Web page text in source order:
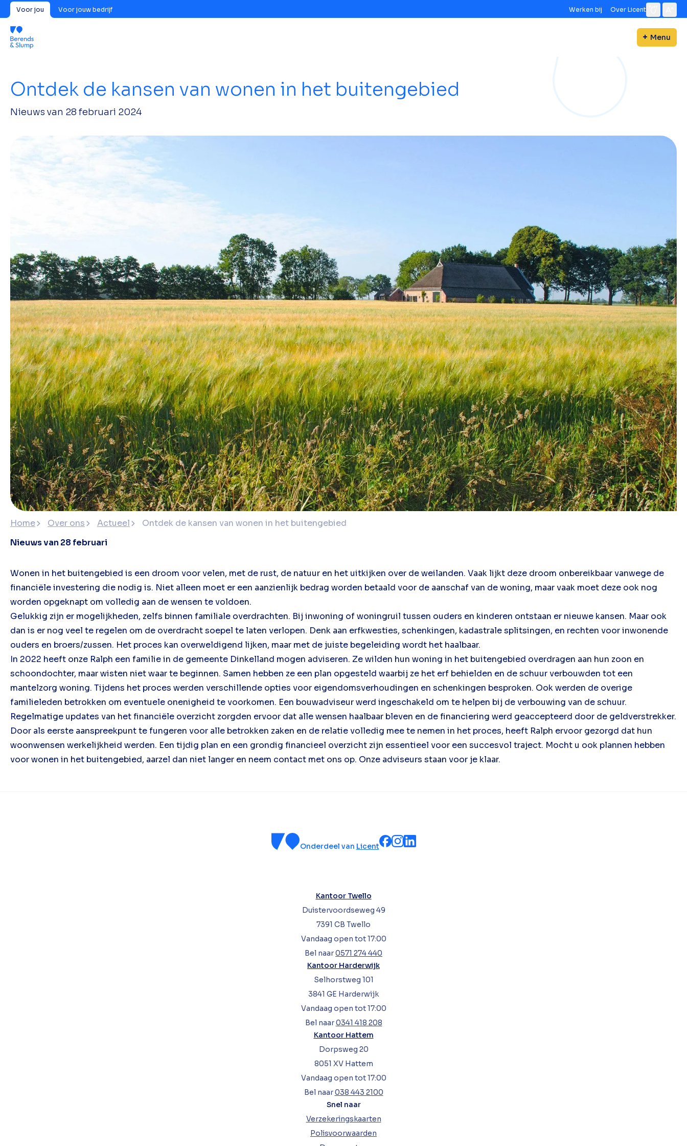
Voor jou Voor jouw bedrijf Werken bij Over Licent
Menu
Ontdek de kansen van wonen in het buitengebied
Nieuws van 28 februari 2024
Home Over ons Actueel
Ontdek de kansen van wonen in het buitengebied
Nieuws van 28 februari
Wonen in het buitengebied is een droom voor velen, met de rust, de natuur en het uitkijken over de weilanden. Vaak lijkt deze droom onbereikbaar vanwege de
financiële investering die nodig is. Niet alleen moet er een aanzienlijk bedrag worden betaald voor de aanschaf van de woning, maar vaak moet deze ook nog
worden opgeknapt om volledig aan de wensen te voldoen.
Gelukkig zijn er mogelijkheden, zelfs binnen familiale overdrachten. Bij inwoning of woningruil tussen ouders en kinderen ontstaan er nieuwe kansen. Maar ook
dan is er nog veel te regelen om de overdracht soepel te laten verlopen. Denk aan erfkwesties, schenkingen, kadastrale splitsingen, en rechten voor inwonende
ouders en broers/zussen. Het proces kan overweldigend lijken, maar met de juiste begeleiding wordt het haalbaar.
In 2022 heeft onze Ralph een familie in de gemeente Dinkelland mogen adviseren. Ze wilden hun woning in het buitengebied overdragen aan hun zoon en
schoondochter, maar wisten niet waar te beginnen. Samen hebben ze een plan opgesteld waarbij ze het erf behielden en de schuur verbouwden tot een
mantelzorg woning. Tijdens het proces werden verschillende opties voor eigendomsverhoudingen en schenkingen besproken. Ook werden de overige
familieleden betrokken om eventuele onenigheid te voorkomen. Een bouwadviseur werd ingeschakeld om te helpen bij de verbouwing van de schuur.
Regelmatige updates van het financiële overzicht zorgden ervoor dat alle wensen haalbaar bleven en de financiering werd geaccepteerd door de geldverstrekker.
Door als eerste aanspreekpunt te fungeren voor alle betrokken zaken en de relatie volledig mee te nemen in het proces, heeft Ralph ervoor gezorgd dat hun
woonwensen werkelijkheid werden. Een tijdig plan en een grondig financieel overzicht zijn essentieel voor een succesvol traject. Mocht u ook plannen hebben
voor wonen in het buitengebied, aarzel dan niet langer en neem contact met ons op. Onze adviseurs staan voor je klaar.
Onderdeel van Licent
Kantoor Twello
Duistervoordseweg 49
7391 CB Twello
Vandaag open tot 17:00
Bel naar0571 274 440
Kantoor Harderwijk
Selhorstweg 101
3841 GE Harderwijk
Vandaag open tot 17:00
Bel naar0341 418 208
Kantoor Hattem
Dorpsweg 20
8051 XV Hattem
Vandaag open tot 17:00
Bel naar038 443 2100
Snel naar
Verzekeringskaarten
Polisvoorwaarden